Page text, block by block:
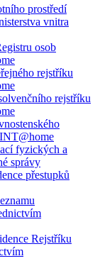
prostředí
vnitra
osob
rejstříku
rejstříku
fyzických a
správy
přestupků
Rejstříku